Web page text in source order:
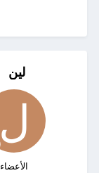
لين
الأعضاء